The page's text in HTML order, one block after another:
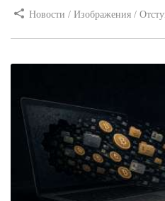
Новости / Изображения /